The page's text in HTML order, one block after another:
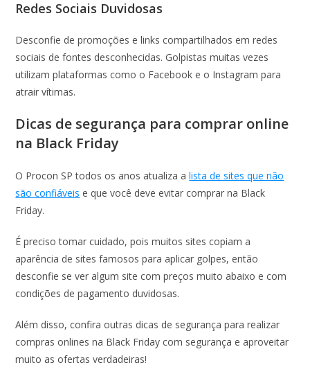
Redes Sociais Duvidosas
Desconfie de promoções e links compartilhados em redes
sociais de fontes desconhecidas. Golpistas muitas vezes
utilizam plataformas como o Facebook e o Instagram para
atrair vítimas.
Dicas de segurança para comprar online
na Black Friday
O Procon SP todos os anos atualiza alista de sites que não
são confiáveis e que você deve evitar comprar na Black
Friday.
É preciso tomar cuidado, pois muitos sites copiam a
aparência de sites famosos para aplicar golpes, então
desconfie se ver algum site com preços muito abaixo e com
condições de pagamento duvidosas.
Além disso, confira outras dicas de segurança para realizar
compras onlines na Black Friday com segurança e aproveitar
muito as ofertas verdadeiras!